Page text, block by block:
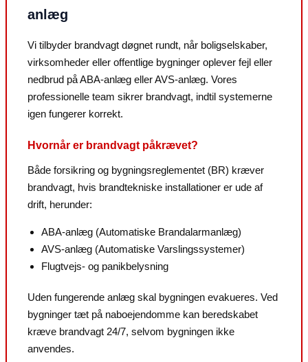
anlæg
Vi tilbyder brandvagt døgnet rundt, når boligselskaber,
virksomheder eller offentlige bygninger oplever fejl eller
nedbrud på ABA-anlæg eller AVS-anlæg. Vores
professionelle team sikrer brandvagt, indtil systemerne
igen fungerer korrekt.
Hvornår er brandvagt påkrævet?
Både forsikring og bygningsreglementet (BR) kræver
brandvagt, hvis brandtekniske installationer er ude af
drift, herunder:
ABA-anlæg (Automatiske Brandalarmanlæg)
AVS-anlæg (Automatiske Varslingssystemer)
Flugtvejs- og panikbelysning
Uden fungerende anlæg skal bygningen evakueres. Ved
bygninger tæt på naboejendomme kan beredskabet
kræve brandvagt 24/7, selvom bygningen ikke
anvendes.